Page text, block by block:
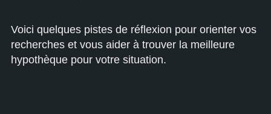
Voici quelques pistes de réflexion pour orienter vos
recherches et vous aider à trouver la meilleure
hypothèque pour votre situation.